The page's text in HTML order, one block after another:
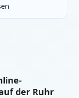
der Ruhr